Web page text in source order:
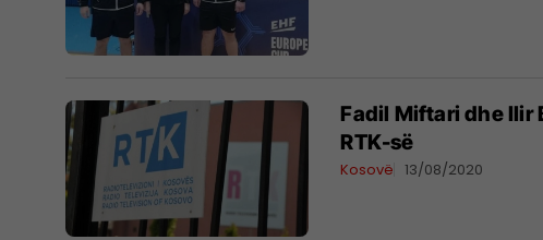
Fadil Miftari dhe Ilir
RTK-së
Kosovë 13/08/2020